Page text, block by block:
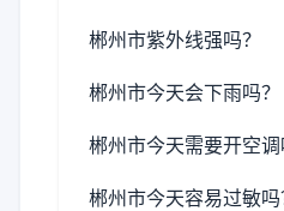
郴州市紫外线强吗？
郴州市今天会下雨吗？
郴州市今天需要开空调
郴州市今天容易过敏吗